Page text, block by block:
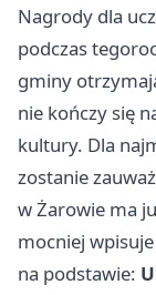
Nagrody dla
podczas
gminy
nie kończy się
kultury. Dla
zostanie
w Żarowie ma
mocniej
na podstawie: